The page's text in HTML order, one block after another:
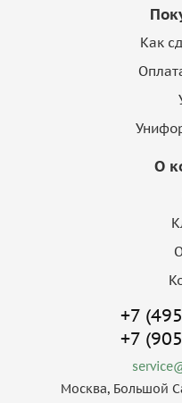
Как
О
+7
+7
Москва, Большой